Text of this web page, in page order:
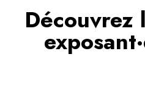
Découvrez